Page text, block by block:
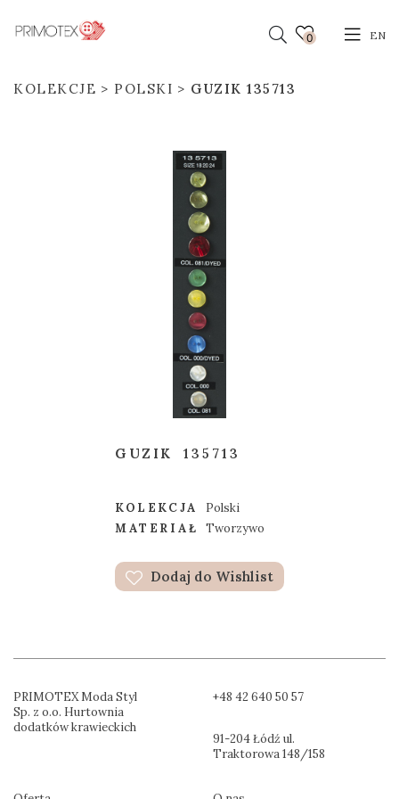
0 EN
KOLEKCJE POLSKI GUZIK 135713
GUZIK 135713
KOLEKCJA
Polski
MATERIAŁ
Tworzywo
Dodaj do Wishlist
PRIMOTEX Moda Styl
Sp. z o.o. Hurtownia
dodatków krawieckich
+48 42 640 50 57
91-204 Łódź ul.
Traktorowa 148/158